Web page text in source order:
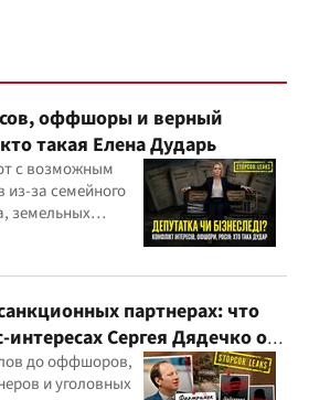
оффшоры и верный
такая Елена Дударь
с возможным
из-за семейного
земельных
партнерах: что
интересах Сергея Дядечко от
до "ФАРМАСЕЛ"
до оффшоров,
и уголовных